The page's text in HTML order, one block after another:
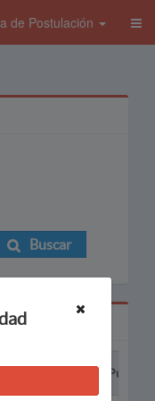
de Postulación
Buscar
Puesto